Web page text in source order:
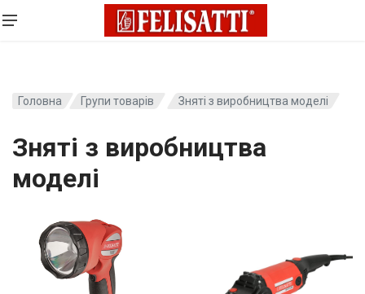
Головна Групи товарів Зняті з виробництва моделі
Зняті з виробництва
моделі